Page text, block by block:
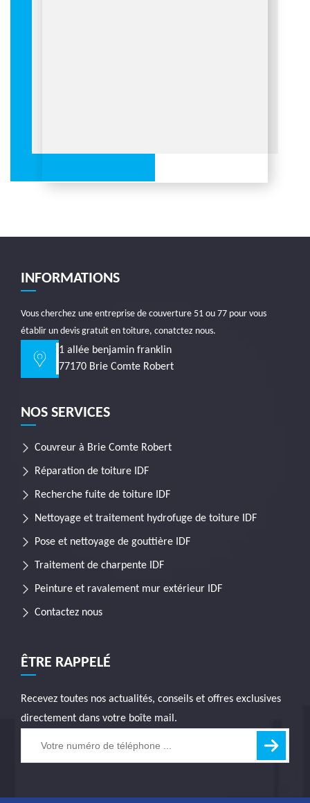
INFORMATIONS
Vous cherchez une entreprise de couverture 51 ou 77 pour vous
établir un devis gratuit en toiture, conatctez nous.
1 allée benjamin franklin
77170 Brie Comte Robert
NOS SERVICES
Couvreur à Brie Comte Robert
Réparation de toiture IDF
Recherche fuite de toiture IDF
Nettoyage et traitement hydrofuge de toiture IDF
Pose et nettoyage de gouttière IDF
Traitement de charpente IDF
Peinture et ravalement mur extérieur IDF
Contactez nous
ÊTRE RAPPELÉ
Recevez toutes nos actualités, conseils et offres exclusives
directement dans votre boîte mail.